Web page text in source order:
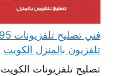
تلفزيون بالمنزل الكويت
تصليح تلفزيونات